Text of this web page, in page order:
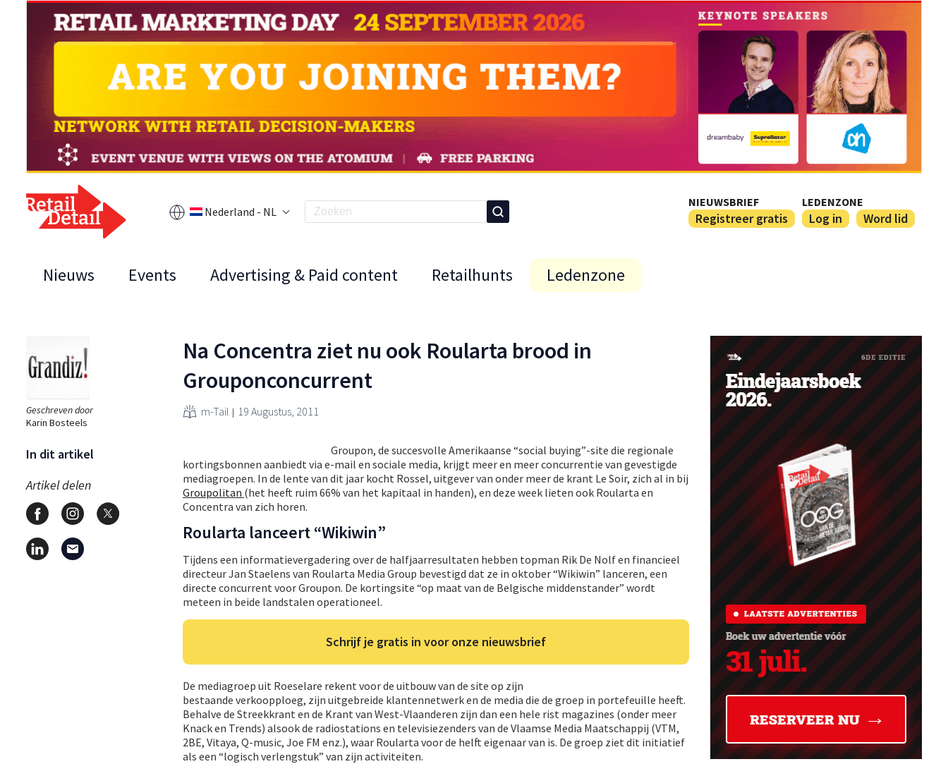
Nederland - NL
NIEUWSBRIEF
Registreer gratis
LEDENZONE
Log in Word lid
Nieuws Events Advertising & Paid content Retailhunts Ledenzone
Geschreven door
Karin Bosteels
In dit artikel
Artikel delen
Na Concentra ziet nu ook Roularta brood in
Grouponconcurrent
m-Tail 19 Augustus, 2011
Groupon, de succesvolle Amerikaanse “social buying”-site die regionale
kortingsbonnen aanbiedt via e-mail en sociale media, krijgt meer en meer concurrentie van gevestigde
mediagroepen. In de lente van dit jaar kocht Rossel, uitgever van onder meer de krant Le Soir, zich al in bij
Groupolitan (het heeft ruim 66% van het kapitaal in handen), en deze week lieten ook Roularta en
Concentra van zich horen.
Roularta lanceert “Wikiwin”
Tijdens een informatievergadering over de halfjaarresultaten hebben topman Rik De Nolf en financieel
directeur Jan Staelens van Roularta Media Group bevestigd dat ze in oktober “Wikiwin” lanceren, een
directe concurrent voor Groupon. De kortingsite “op maat van de Belgische middenstander” wordt
meteen in beide landstalen operationeel.
Schrijf je gratis in voor onze nieuwsbrief
De mediagroep uit Roeselare rekent voor de uitbouw van de site op zijn
bestaande verkoopploeg, zijn uitgebreide klantennetwerk en de media die de groep in portefeuille heeft.
Behalve de Streekkrant en de Krant van West-Vlaanderen zijn dan een hele rist magazines (onder meer
Knack en Trends) alsook de radiostations en televisiezenders van de Vlaamse Media Maatschappij (VTM,
2BE, Vitaya, Q-music, Joe FM enz.), waar Roularta voor de helft eigenaar van is. De groep ziet dit initiatief
als een “logisch verlengstuk” van zijn activiteiten.